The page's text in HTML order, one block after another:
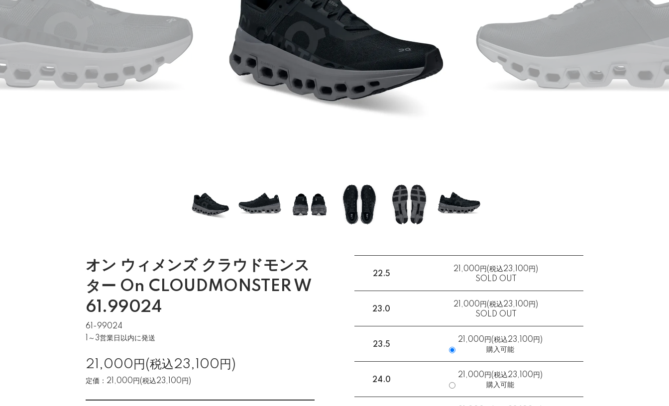
オン ウィメンズ クラウドモンス
ター On CLOUDMONSTER W
61.99024
61-99024
1～3営業日以内に発送
21,000円(税込23,100円)
定価：21,000円(税込23,100円)
22.5
21,000円(税込23,100円)
SOLD OUT
23.0
21,000円(税込23,100円)
SOLD OUT
23.5
21,000円(税込23,100円)
購入可能
24.0
21,000円(税込23,100円)
購入可能